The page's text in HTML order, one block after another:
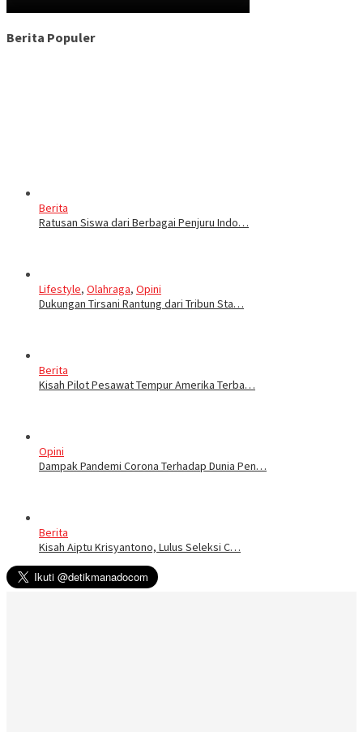
Berita Populer
Berita
Ratusan Siswa dari Berbagai Penjuru Indo…
Lifestyle, Olahraga, Opini
Dukungan Tirsani Rantung dari Tribun Sta…
Berita
Kisah Pilot Pesawat Tempur Amerika Terba…
Opini
Dampak Pandemi Corona Terhadap Dunia Pen…
Berita
Kisah Aiptu Krisyantono, Lulus Seleksi C…